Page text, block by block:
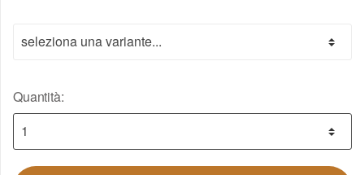
Quantità: